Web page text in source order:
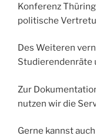
Konferenz
politische
Des Weiteren
Studierendenräte
Zur
nutzen wir die
Gerne kannst